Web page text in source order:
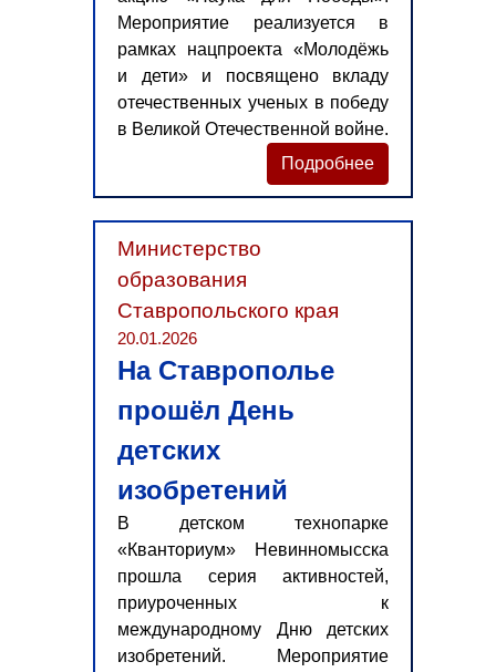
Мероприятие реализуется в
рамках нацпроекта «Молодёжь
и дети» и посвящено вкладу
отечественных ученых в победу
в Великой Отечественной войне.
Подробнее
Министерство
образования
Ставропольского края
20.01.2026
На Ставрополье
прошёл День
детских
изобретений
В детском технопарке
«Кванториум» Невинномысска
прошла серия активностей,
приуроченных к
международному Дню детских
изобретений. Мероприятие